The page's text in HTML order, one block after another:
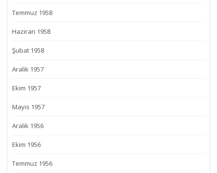
Temmuz 1958
Haziran 1958
Şubat 1958
Aralık 1957
Ekim 1957
Mayıs 1957
Aralık 1956
Ekim 1956
Temmuz 1956